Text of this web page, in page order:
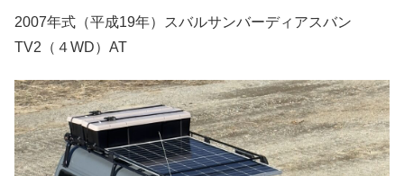
2007年式（平成19年）スバルサンバーディアスバン
TV2（４WD）AT